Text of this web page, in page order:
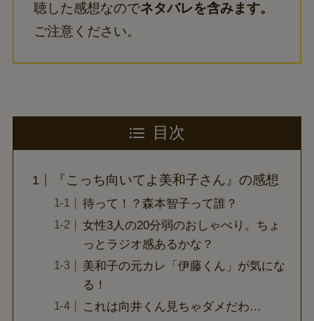
聴した感想なのでネタバレを含みます。
ご注意ください。
目次
『こっち向いてよ美和子さん』の感想
待って！？森本智子って誰？
女性3人の20分弱のおしゃべり。ちょ
っとラジオ感あるかな？
美和子の元カレ「伊藤くん」が気にな
る！
これは向井くん見ちゃダメだわ…